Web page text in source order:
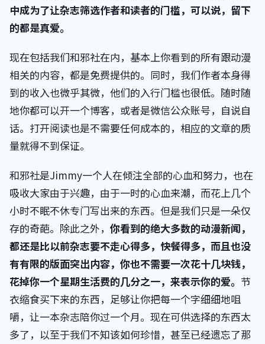
中成为了让杂志筛选作者和读者的门槛，可以说，留下
的都是真爱。
现在包括我们和邪社在内，基本上你看到的所有跟动漫
相关的内容，都是免费提供的。同时，我们作者本身得
到的收入也微乎其微，他们的入行门槛也很低。随时随
地你都可以开一个博客，或者是微信公众账号，自说自
话。打开阅读也是不需要任何成本的，相应的文章的质
量就得不到保证。
和邪社是Jimmy一个人在倾注全部的心血和努力，也在
吸收大家由于兴趣，由于一时的心血来潮，而花上几个
小时不眠不休专门写出来的东西。但是我们只是一朵仅
存的奇葩。除此之外， 你看到的绝大多数的动漫新闻，
都还是比以前杂志要不走心得多，快餐得多，而且也没
有有限的版面突出内容，你也不需要一次花十几块钱，
花掉你一个星期生活费的几分之一，来表示你的爱。 节
衣缩食买下来的东西，足够让你把每一个字细细地咀
嚼，让一本杂志陪你过一个月。现在可供选择的东西太
多了，以至于我们不知该如何珍惜，甚至已经遗忘了那